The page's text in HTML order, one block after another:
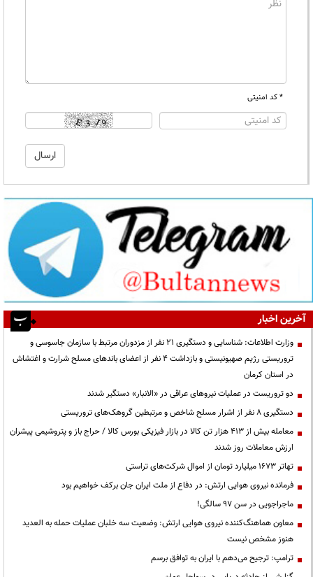
* کد امنیتی
آخرین اخبار
وزارت اطلاعات: شناسایی و دستگیری ۲۱ نفر از مزدوران مرتبط با سازمان جاسوسی و
تروریستی رژیم صهیونیستی و بازداشت ۴ نفر از اعضای باندهای مسلح شرارت و اغتشاش
در استان کرمان
دو تروریست در عملیات نیروهای عراقی در «الانبار» دستگیر شدند
دستگیری ۸ نفر از اشرار مسلح شاخص و مرتبطین گروهک‌های تروریستی
معامله بیش از ۴۱۳ هزار تن کالا در بازار فیزیکی بورس کالا / حراج باز و پتروشیمی پیشران
ارزش معاملات روز شدند
تهاتر ۱۶۷۳ میلیارد تومان از اموال شرکت‌های تراستی
فرمانده نیروی هوایی ارتش: در دفاع از ملت ایران جان برکف خواهیم بود
ماجراجویی در سن ۹۷ سالگی!
معاون هماهنگ‌کننده نیروی هوایی ارتش: وضعیت سه خلبان عملیات حمله به العدید
هنوز مشخص نیست
ترامپ: ترجیح می‌دهم با ایران به توافق برسم